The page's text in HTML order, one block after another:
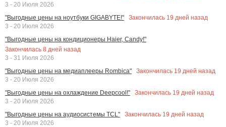
3 - 20 Июля 2026
"Выгодные цены на ноутбуки GIGABYTE!"
Закончилась 19 дней назад
3 - 20 Июля 2026
"Выгодные цены на кондиционеры Haier, Candy!"
Закончилась 8 дней назад
3 - 31 Июля 2026
"Выгодные цены на медиаплееры Rombica"
Закончилась 19 дней назад
3 - 20 Июля 2026
"Выгодные цены на охлаждение Deepcool!"
Закончилась 19 дней назад
3 - 20 Июля 2026
"Выгодные цены на аудиосистемы TCL"
Закончилась 19 дней назад
3 - 20 Июля 2026